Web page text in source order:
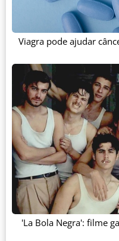
Viagra pode ajudar
'La Bola Negra': filme